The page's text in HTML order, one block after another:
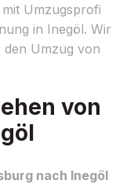
Umzugsprofi
in Inegöl. Wir
Umzug von
von
nach Inegöl